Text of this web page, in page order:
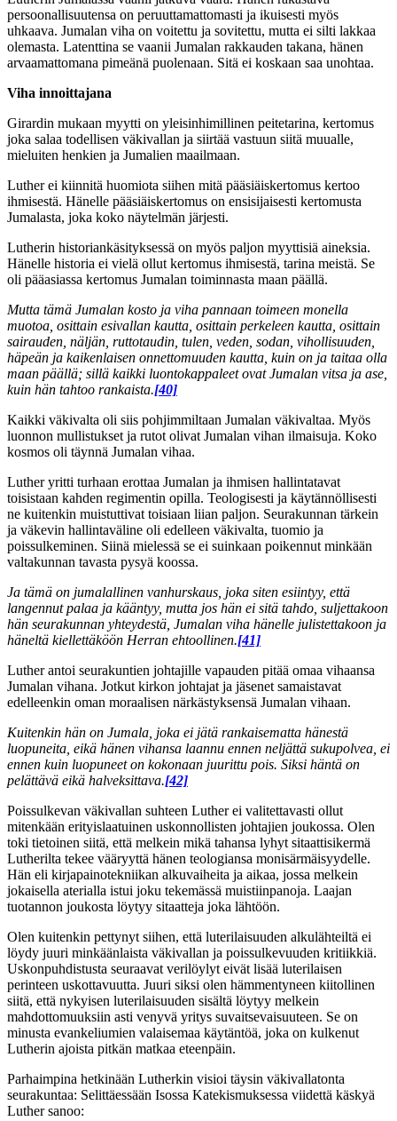
persoonallisuutensa on peruuttamattomasti ja ikuisesti myös
uhkaava. Jumalan viha on voitettu ja sovitettu, mutta ei silti lakkaa
olemasta. Latenttina se vaanii Jumalan rakkauden takana, hänen
arvaamattomana pimeänä puolenaan. Sitä ei koskaan saa unohtaa.
Viha innoittajana
Girardin mukaan myytti on yleisinhimillinen peitetarina, kertomus
joka salaa todellisen väkivallan ja siirtää vastuun siitä muualle,
mieluiten henkien ja Jumalien maailmaan.
Luther ei kiinnitä huomiota siihen mitä pääsiäiskertomus kertoo
ihmisestä. Hänelle pääsiäiskertomus on ensisijaisesti kertomusta
Jumalasta, joka koko näytelmän järjesti.
Lutherin historiankäsityksessä on myös paljon myyttisiä aineksia.
Hänelle historia ei vielä ollut kertomus ihmisestä, tarina meistä. Se
oli pääasiassa kertomus Jumalan toiminnasta maan päällä.
Mutta tämä Jumalan kosto ja viha pannaan toimeen monella
muotoa, osittain esivallan kautta, osittain perkeleen kautta, osittain
sairauden, näljän, ruttotaudin, tulen, veden, sodan, vihollisuuden,
häpeän ja kaikenlaisen onnettomuuden kautta, kuin on ja taitaa olla
maan päällä; sillä kaikki luontokappaleet ovat Jumalan vitsa ja ase,
kuin hän tahtoo rankaista.[40]
Kaikki väkivalta oli siis pohjimmiltaan Jumalan väkivaltaa. Myös
luonnon mullistukset ja rutot olivat Jumalan vihan ilmaisuja. Koko
kosmos oli täynnä Jumalan vihaa.
Luther yritti turhaan erottaa Jumalan ja ihmisen hallintatavat
toisistaan kahden regimentin opilla. Teologisesti ja käytännöllisesti
ne kuitenkin muistuttivat toisiaan liian paljon. Seurakunnan tärkein
ja väkevin hallintaväline oli edelleen väkivalta, tuomio ja
poissulkeminen. Siinä mielessä se ei suinkaan poikennut minkään
valtakunnan tavasta pysyä koossa.
Ja tämä on jumalallinen vanhurskaus, joka siten esiintyy, että
langennut palaa ja kääntyy, mutta jos hän ei sitä tahdo, suljettakoon
hän seurakunnan yhteydestä, Jumalan viha hänelle julistettakoon ja
häneltä kiellettäköön Herran ehtoollinen.[41]
Luther antoi seurakuntien johtajille vapauden pitää omaa vihaansa
Jumalan vihana. Jotkut kirkon johtajat ja jäsenet samaistavat
edelleenkin oman moraalisen närkästyksensä Jumalan vihaan.
Kuitenkin hän on Jumala, joka ei jätä rankaisematta hänestä
luopuneita, eikä hänen vihansa laannu ennen neljättä sukupolvea, ei
ennen kuin luopuneet on kokonaan juurittu pois. Siksi häntä on
pelättävä eikä halveksittava.[42]
Poissulkevan väkivallan suhteen Luther ei valitettavasti ollut
mitenkään erityislaatuinen uskonnollisten johtajien joukossa. Olen
toki tietoinen siitä, että melkein mikä tahansa lyhyt sitaattisikermä
Lutherilta tekee vääryyttä hänen teologiansa monisärmäisyydelle.
Hän eli kirjapainotekniikan alkuvaiheita ja aikaa, jossa melkein
jokaisella aterialla istui joku tekemässä muistiinpanoja. Laajan
tuotannon joukosta löytyy sitaatteja joka lähtöön.
Olen kuitenkin pettynyt siihen, että luterilaisuuden alkulähteiltä ei
löydy juuri minkäänlaista väkivallan ja poissulkevuuden kritiikkiä.
Uskonpuhdistusta seuraavat verilöylyt eivät lisää luterilaisen
perinteen uskottavuutta. Juuri siksi olen hämmentyneen kiitollinen
siitä, että nykyisen luterilaisuuden sisältä löytyy melkein
mahdottomuuksiin asti venyvä yritys suvaitsevaisuuteen. Se on
minusta evankeliumien valaisemaa käytäntöä, joka on kulkenut
Lutherin ajoista pitkän matkaa eteenpäin.
Parhaimpina hetkinään Lutherkin visioi täysin väkivallatonta
seurakuntaa: Selittäessään Isossa Katekismuksessa viidettä käskyä
Luther sanoo: